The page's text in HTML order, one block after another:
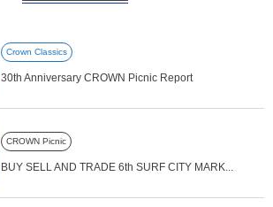
Crown Classics
30th Anniversary CROWN Picnic Report
CROWN Picnic
BUY SELL AND TRADE 6th SURF CITY MARK...